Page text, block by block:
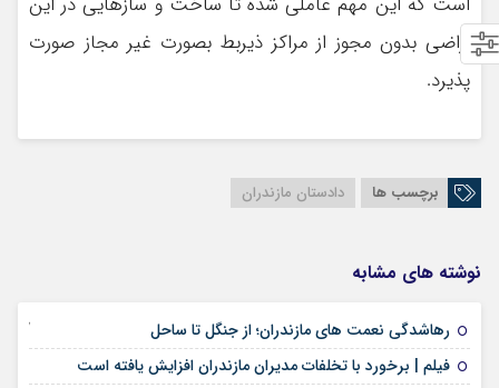
اراضی بدون مجوز از مراکز ذیربط بصورت غیر مجاز صورت
پذیرد.
برچسب ها دادستان مازندران
نوشته های مشابه
رهاشدگی نعمت های مازندران؛ از جنگل تا ساحل 27 آوریل 2026
فیلم | برخورد با تخلفات مدیران مازندران افزایش یافته است